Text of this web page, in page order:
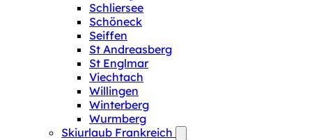
Schliersee
Schöneck
Seiffen
St Andreasberg
St Englmar
Viechtach
Willingen
Winterberg
Wurmberg
Skiurlaub Frankreich